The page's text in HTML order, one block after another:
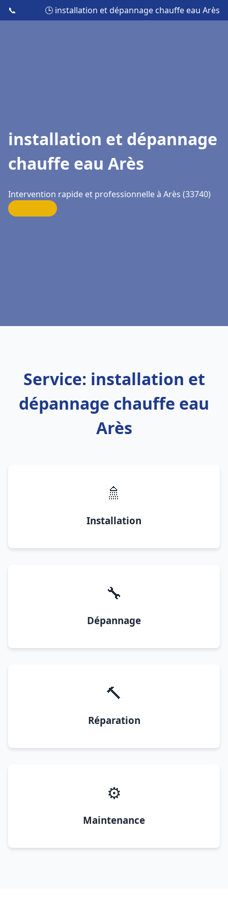
📞 🕒 installation et dépannage chauffe eau Arès
installation et dépannage
chauffe eau Arès
Intervention rapide et professionnelle à Arès (33740)
Service: installation et
dépannage chauffe eau
Arès
🚿
Installation
🔧
Dépannage
🔨
Réparation
⚙️
Maintenance